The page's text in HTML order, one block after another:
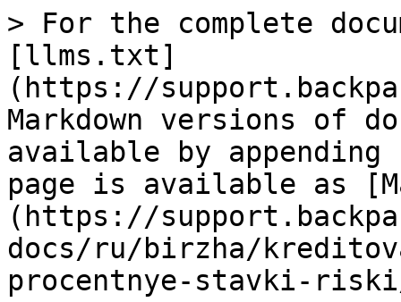
> For the complete
[llms.txt]
(https://
Markdown versions of
available by
page is available as
(https://
docs/ru/birzha/
procentnye-stavki-